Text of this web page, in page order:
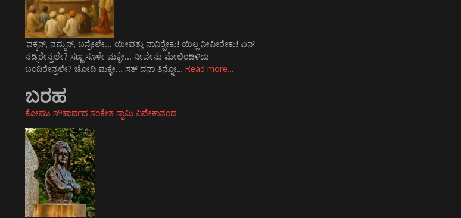
‘ನಕ್ಕನ್, ನಮ್ಮನ್, ಬನ್ರೇಲೇ... ಯೀವತ್ತು ನಾನಿರ್‍ಬೇಕು! ಯಿಲ್ಲ ನೀವೀರೇಕು! ಏನ್
ನಡ್ಸಿರೇನ್ರಲೇ? ಸಣ್ಣ ಸೂಳೇ ಮಕ್ಳೇ... ನೀವೇನು ಮೇಲಿಂದಿಳಿದು
ಬಂದಿರೇನ್ರಲೇ? ಚೋದಿ ಮಕ್ಳೇ... ಸತ್ ದನಾ ತಿನ್ನೋ… Read more…
ಬರಹ
ಕೋಮು ಸೌಹಾರ್ದದ ಸಂಕೇತ ಸ್ವಾಮಿ ವಿವೇಕಾನಂದ